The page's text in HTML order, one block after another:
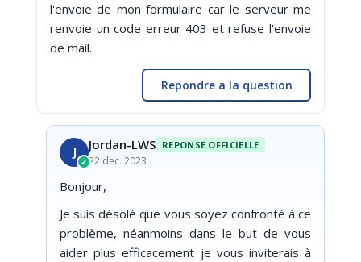
l'envoie de mon formulaire car le serveur me
renvoie un code erreur 403 et refuse l'envoie
de mail.
Repondre a la question
J
✓
Jordan-LWS REPONSE OFFICIELLE
22 dec. 2023
Bonjour,
Je suis désolé que vous soyez confronté à ce
problème, néanmoins dans le but de vous
aider plus efficacement je vous inviterais à